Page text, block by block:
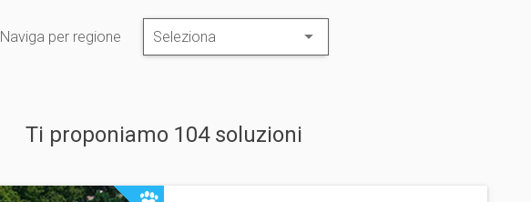
Naviga per regione
Ti proponiamo 104 soluzioni